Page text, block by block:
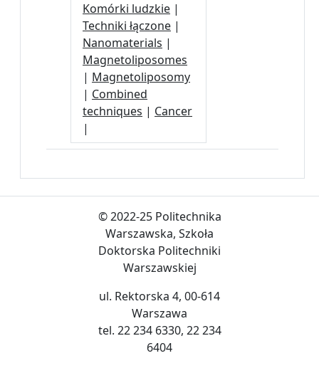
Komórki ludzkie |
Techniki łączone |
Nanomaterials |
Magnetoliposomes
| Magnetoliposomy
| Combined
techniques | Cancer
|
© 2022-25 Politechnika
Warszawska, Szkoła
Doktorska Politechniki
Warszawskiej
ul. Rektorska 4, 00-614
Warszawa
tel. 22 234 6330, 22 234
6404